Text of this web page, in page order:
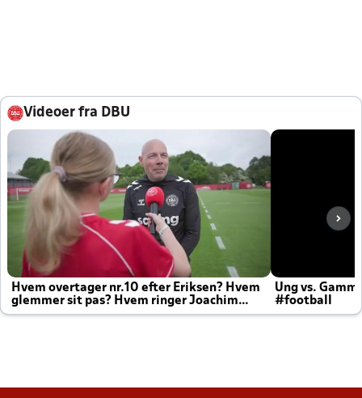
Videoer fra DBU
Hvem overtager nr.10 efter Eriksen? Hvem
glemmer sit pas? Hvem ringer Joachim
altid til efter kampe?
Ung vs.
#football